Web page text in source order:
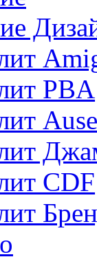
PBA
CDF